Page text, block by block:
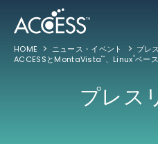
HOME ニュース・イベント
プレ
ACCESSとMontaVista™ 、Linux®ベースの機器向けに最新ブラウザソリューションを提供
プレス